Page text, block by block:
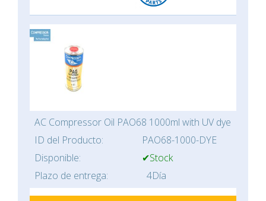
AC Compressor Oil PAO68 1000ml with UV dye
ID del Producto:
PAO68-1000-DYE
Disponible:
✔Stock
Plazo de entrega:
4Día